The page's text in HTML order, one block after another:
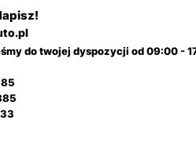
do twojej dyspozycji od 09:00 -